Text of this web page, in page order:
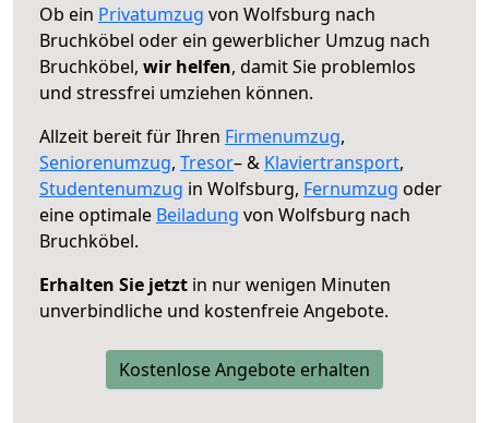
Ob ein Privatumzug von Wolfsburg nach
Bruchköbel oder ein gewerblicher Umzug nach
Bruchköbel, wir helfen, damit Sie problemlos
und stressfrei umziehen können.
Allzeit bereit für Ihren Firmenumzug,
Seniorenumzug, Tresor– & Klaviertransport,
Studentenumzug in Wolfsburg, Fernumzug oder
eine optimale Beiladung von Wolfsburg nach
Bruchköbel.
Erhalten Sie jetzt in nur wenigen Minuten
unverbindliche und kostenfreie Angebote.
Kostenlose Angebote erhalten